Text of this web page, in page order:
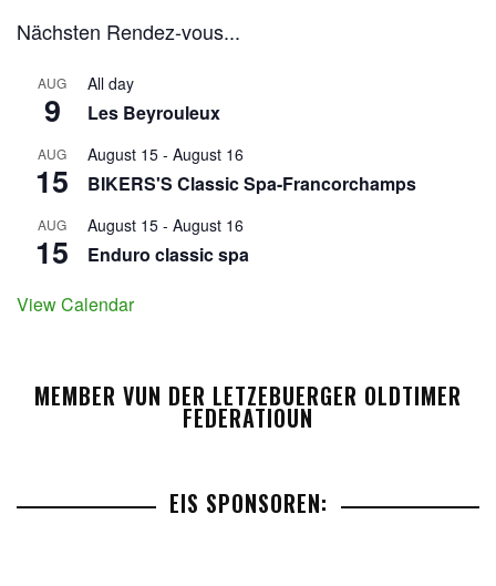
Nächsten Rendez-vous...
AUG
9
All day
Les Beyrouleux
AUG
15
August 15 - August 16
BIKERS'S Classic Spa-Francorchamps
AUG
15
August 15 - August 16
Enduro classic spa
View Calendar
MEMBER VUN DER LETZEBUERGER OLDTIMER
FEDERATIOUN
EIS SPONSOREN: